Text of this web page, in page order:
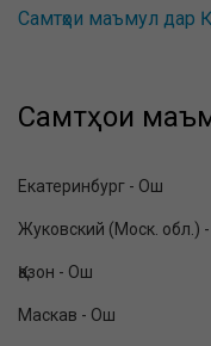
Самтҳои маъмул дар
Самтҳои
Екатеринбург - Ош
Жуковский (Моск. обл.)
Қазон - Ош
Маскав - Ош